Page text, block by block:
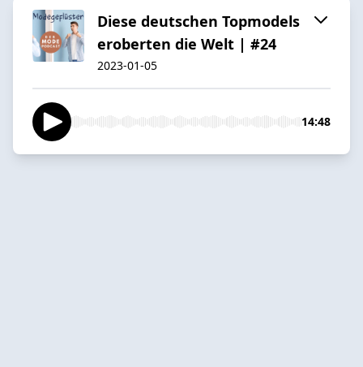
Diese deutschen Topmodels
eroberten die Welt | #24
2023-01-05
14:48